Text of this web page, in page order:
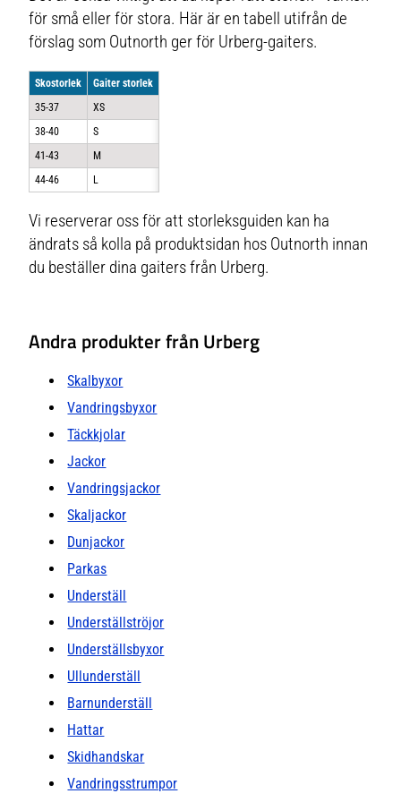
för små eller för stora. Här är en tabell utifrån de
förslag som Outnorth ger för Urberg-gaiters.
Skostorlek
Gaiter storlek
35-37
XS
38-40
S
41-43
M
44-46
L
Vi reserverar oss för att storleksguiden kan ha
ändrats så kolla på produktsidan hos Outnorth innan
du beställer dina gaiters från Urberg.
Andra produkter från Urberg
Skalbyxor
Vandringsbyxor
Täckkjolar
Jackor
Vandringsjackor
Skaljackor
Dunjackor
Parkas
Underställ
Underställströjor
Underställsbyxor
Ullunderställ
Barnunderställ
Hattar
Skidhandskar
Vandringsstrumpor